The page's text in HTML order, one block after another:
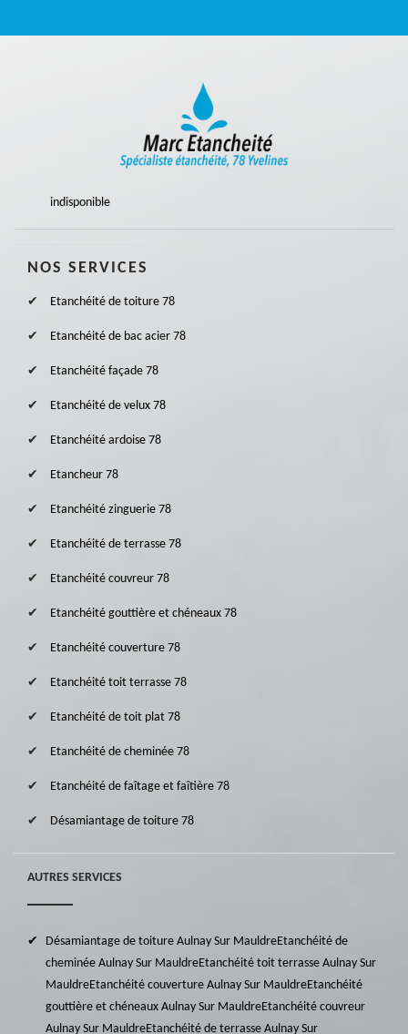
indisponible
NOS SERVICES
Etanchéité de toiture 78
Etanchéité de bac acier 78
Etanchéité façade 78
Etanchéité de velux 78
Etanchéité ardoise 78
Etancheur 78
Etanchéité zinguerie 78
Etanchéité de terrasse 78
Etanchéité couvreur 78
Etanchéité gouttière et chéneaux 78
Etanchéité couverture 78
Etanchéité toit terrasse 78
Etanchéité de toit plat 78
Etanchéité de cheminée 78
Etanchéité de faîtage et faîtière 78
Désamiantage de toiture 78
AUTRES SERVICES
Désamiantage de toiture Aulnay Sur MauldreEtanchéité de
cheminée Aulnay Sur MauldreEtanchéité toit terrasse Aulnay Sur
MauldreEtanchéité couverture Aulnay Sur MauldreEtanchéité
gouttière et chéneaux Aulnay Sur MauldreEtanchéité couvreur
Aulnay Sur MauldreEtanchéité de terrasse Aulnay Sur